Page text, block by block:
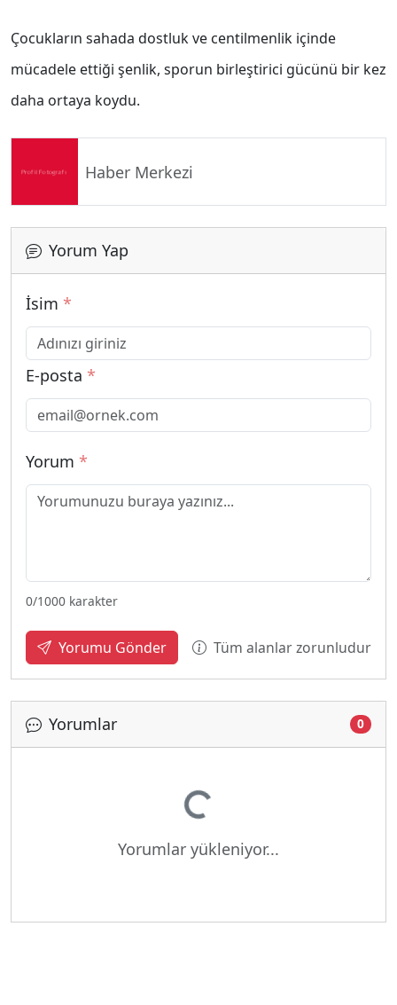
Çocukların sahada dostluk ve centilmenlik içinde
mücadele ettiği şenlik, sporun birleştirici gücünü bir kez
daha ortaya koydu.
Haber Merkezi
Yorum Yap
İsim *
E-posta *
Yorum *
0/1000 karakter
Yorumu Gönder Tüm alanlar zorunludur
Yorumlar 0
Yükleniyor...
Yorumlar yükleniyor...